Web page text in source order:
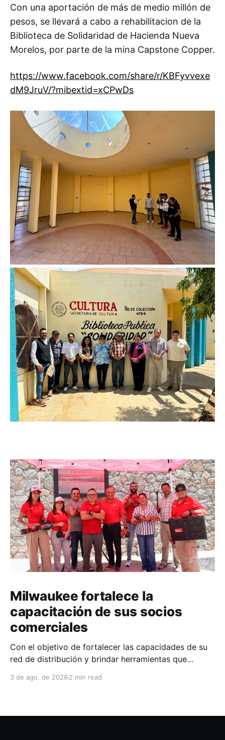
Con una aportación de más de medio millón de
pesos, se llevará a cabo a rehabilitacion de la
Biblioteca de Solidaridad de Hacienda Nueva
Morelos, por parte de la mina Capstone Copper.
https://www.facebook.com/share/r/KBFyvvexe
dM9JruV/?mibextid=xCPwDs
Milwaukee fortalece la
capacitación de sus socios
comerciales
Con el objetivo de fortalecer las capacidades de su
red de distribución y brindar herramientas que
técnico, Milwaukee llevó a cabo una capacitación
3 de ago. de 2026 2 min read